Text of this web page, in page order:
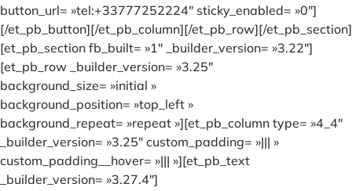
button_url= »tel:+33777252224″ sticky_enabled= »0″]
[/et_pb_button][/et_pb_column][/et_pb_row][/et_pb_section]
[et_pb_section fb_built= »1″ _builder_version= »3.22″]
[et_pb_row _builder_version= »3.25″
background_size= »initial »
background_position= »top_left »
background_repeat= »repeat »][et_pb_column type= »4_4″
_builder_version= »3.25″ custom_padding= »||| »
custom_padding__hover= »||| »][et_pb_text
_builder_version= »3.27.4″]